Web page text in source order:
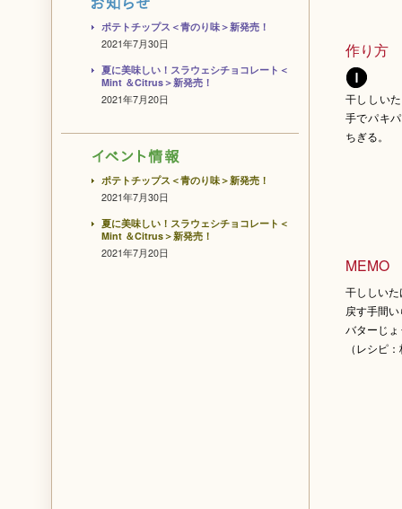
作り方
干ししい
手でパキ
ちぎる。
MEMO
干ししい
戻す手間
バターじ
（レシピ
ポテトチップス＜青のり味＞新発売！
2021年7月30日
夏に美味しい！スラウェシチョコレート＜
Mint ＆Citrus＞新発売！
2021年7月20日
ポテトチップス＜青のり味＞新発売！
2021年7月30日
夏に美味しい！スラウェシチョコレート＜
Mint ＆Citrus＞新発売！
2021年7月20日